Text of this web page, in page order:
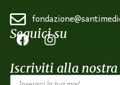
Seguici su
Iscriviti alla